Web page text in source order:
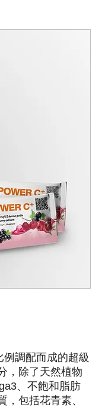
調配而成的超級
，除了天然植物
、不飽和脂肪
包括花青素、